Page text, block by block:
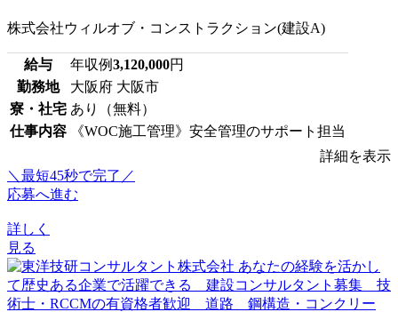
株式会社ウィルオブ・コンストラクション(建設A)
給与 年収例3,120,000円
勤務地
大阪府 大阪市
寮・社宅 あり（無料）
仕事内容
《WOC施工管理》安全管理のサポート担当
詳細を表示
＼最短45秒で完了／
応募へ進む
詳しく
見る